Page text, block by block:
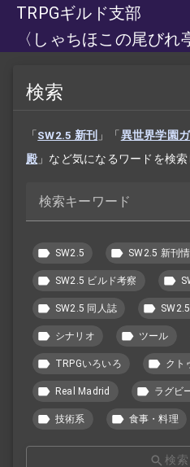
TRPGギルド支部
〈しゃちほこの尾びれ
検索
「 SW2.5 新刊 」「 異世界学園
殿 」など気になるワードを検索
検索キーワード
SW2.5 SW2.5 新刊
SW2.5 ビルド考察
SW2.5 同人誌
シナリオ ツール
TRPGいろいろ クト
Real Madrid ラグビ
技術系 食事・料理
検